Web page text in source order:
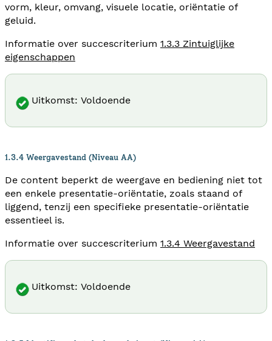
vorm, kleur, omvang, visuele locatie, oriëntatie of
geluid.
Informatie over succescriterium 1.3.3 Zintuiglijke
eigenschappen
Uitkomst: Voldoende
1.3.4 Weergavestand (Niveau AA)
De content beperkt de weergave en bediening niet tot
een enkele presentatie-oriëntatie, zoals staand of
liggend, tenzij een specifieke presentatie-oriëntatie
essentieel is.
Informatie over succescriterium 1.3.4 Weergavestand
Uitkomst: Voldoende